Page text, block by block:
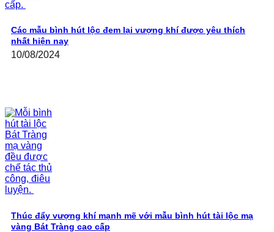
Các mẫu bình hút lộc đem lại vượng khí được yêu thích
nhất hiện nay
10/08/2024
Thúc đẩy vượng khí mạnh mẽ với mẫu bình hút tài lộc mạ
vàng Bát Tràng cao cấp